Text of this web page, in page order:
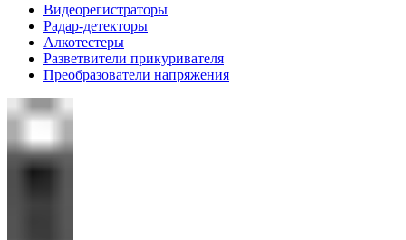
Видеорегистраторы
Радар-детекторы
Алкотестеры
Разветвители прикуривателя
Преобразователи напряжения